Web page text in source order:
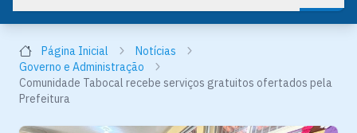
Página Inicial
Notícias
Governo e Administração
Comunidade Tabocal recebe serviços gratuitos ofertados pela
Prefeitura